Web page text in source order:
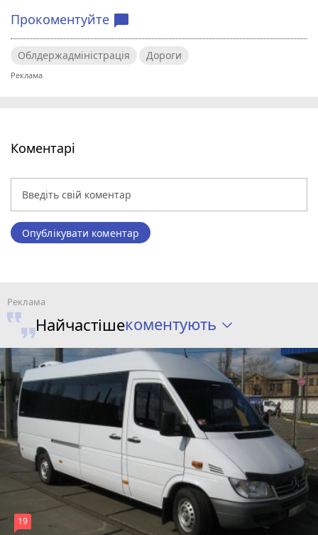
Прокоментуйте chat_bubble
Облдержадміністрація Дороги
Коментарі
Опублікувати коментар
Найчастішекоментують
19